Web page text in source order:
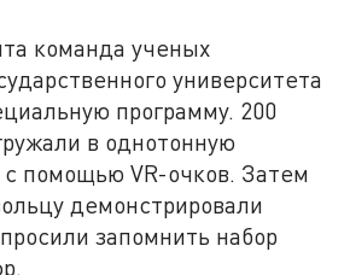
команда ученых
университета
программу. 200
в однотонную
помощью VR-очков. Затем
демонстрировали
запомнить набор